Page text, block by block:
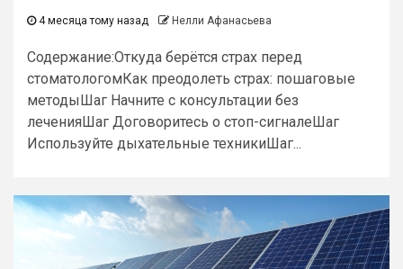
4 месяца тому назад Нелли Афанасьева
Содержание:Откуда берётся страх перед
стоматологомКак преодолеть страх: пошаговые
методыШаг Начните с консультации без
леченияШаг Договоритесь о стоп-сигналеШаг
Используйте дыхательные техникиШаг...